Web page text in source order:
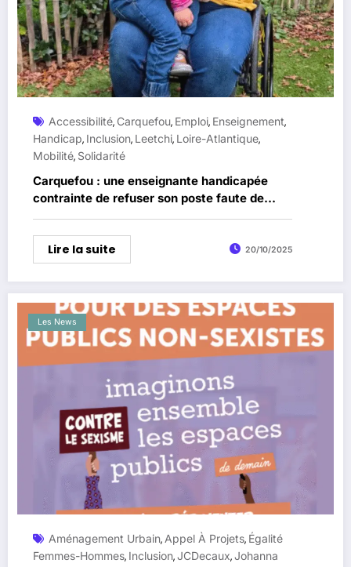
Accessibilité, Carquefou, Emploi, Enseignement,
Handicap, Inclusion, Leetchi, Loire-Atlantique,
Mobilité, Solidarité
Carquefou : une enseignante handicapée
contrainte de refuser son poste faute de
véhicule adapté
Lire la suite 20/10/2025
Les News
Aménagement Urbain, Appel À Projets, Égalité
Femmes-Hommes, Inclusion,JCDecaux,Johanna